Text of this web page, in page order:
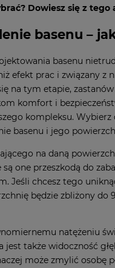
Dowiesz się z tego
basenu –
basenu
efekt prac i związany z
na tym etapie,
komfort i
kompleksu.
basenu i jego
na daną
one przeszkodą do
Jeśli chcesz tego
będzie zbliżony do
natężeniu
także widoczność
może zmylić osobę